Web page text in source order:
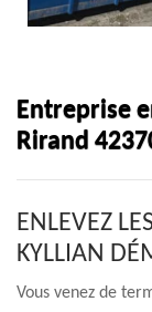
Entreprise
Rirand
ENLEVEZ
KYLLIAN
Vous venez de